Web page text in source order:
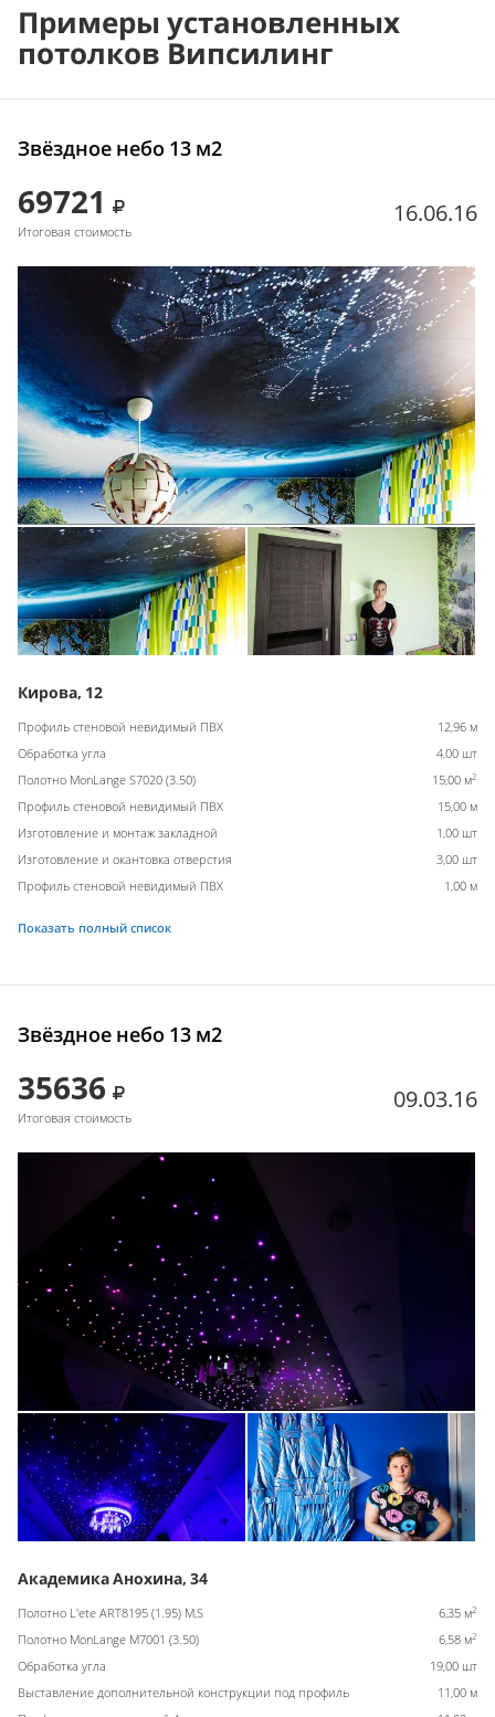
Примеры установленных
потолков Випсилинг
Звёздное небо 13 м2
69721
Итоговая стоимость
16.06.16
Кирова, 12
Профиль стеновой невидимый ПВХ
12,96 м
Обработка угла
4,00 шт
Полотно MonLange S7020 (3.50)
15,00 м2
Профиль стеновой невидимый ПВХ
15,00 м
Изготовление и монтаж закладной
1,00 шт
Изготовление и окантовка отверстия
3,00 шт
Профиль стеновой невидимый ПВХ
1,00 м
Показать полный список
Звёздное небо 13 м2
35636
Итоговая стоимость
09.03.16
Академика Анохина, 34
Полотно L'ete ART8195 (1.95) M,S 6,35 м2
Полотно MonLange M7001 (3.50) 6,58 м2
Обработка угла
19,00 шт
Выставление дополнительной конструкции под профиль
11,00 м